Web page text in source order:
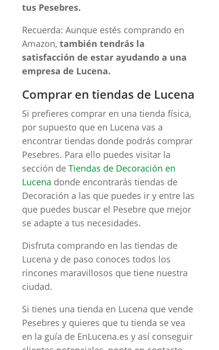
tus Pesebres.
Recuerda: Aunque estés comprando en
Amazon, también tendrás la
satisfacción de estar ayudando a una
empresa de Lucena.
Comprar en tiendas de Lucena
Si prefieres comprar en una tienda física,
por supuesto que en Lucena vas a
encontrar tiendas donde podrás comprar
Pesebres. Para ello puedes visitar la
sección de Tiendas de Decoración en
Lucena donde encontrarás tiendas de
Decoración a las que puedes ir y entre las
que puedes buscar el Pesebre que mejor
se adapte a tus necesidades.
Disfruta comprando en las tiendas de
Lucena y de paso conoces todos los
rincones maravillosos que tiene nuestra
ciudad.
Si tienes una tienda en Lucena que vende
Pesebres y quieres que tu tienda se vea
en la guía de EnLucena.es y así conseguir